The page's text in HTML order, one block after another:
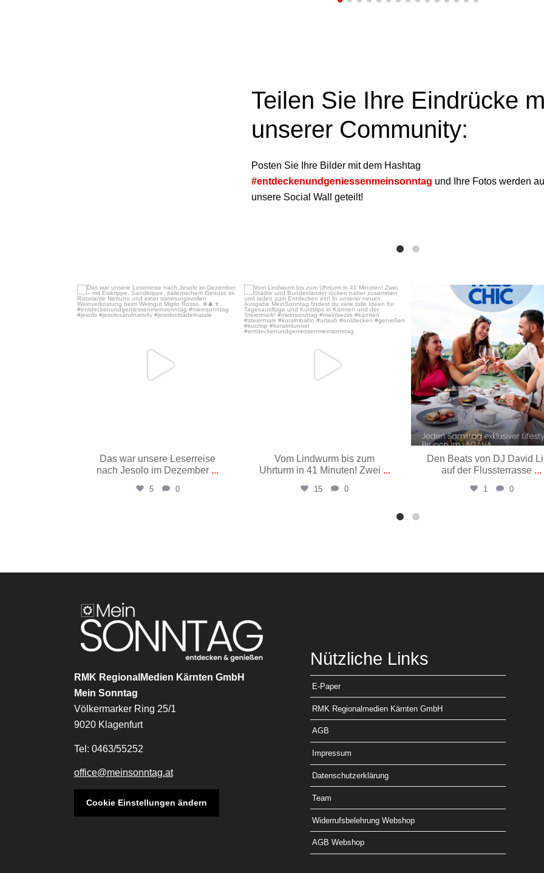
Teilen Sie Ihre Eindrücke
unserer Community:
Posten Sie Ihre Bilder mit dem Hashtag
#entdeckenundgeniessenmeinsonntag und Ihre Fotos werden
unsere Social Wall geteilt!
Dez. 16
Das war unsere Leserreise
nach Jesolo im Dezember ...
5 0
Nov. 17
Vom Lindwurm bis zum
Uhrturm in 41 Minuten! Zwei ...
15 0
Mai 29
Den Beats von DJ David
auf der Flussterrasse ...
1 0
RMK RegionalMedien Kärnten GmbH
Mein Sonntag
Völkermarker Ring 25/1
9020 Klagenfurt
Tel: 0463/55252
office@meinsonntag.at
Cookie Einstellungen ändern
Nützliche Links
E-Paper
RMK Regionalmedien Kärnten GmbH
AGB
Impressum
Datenschutzerklärung
Team
Widerrufsbelehrung Webshop
AGB Webshop